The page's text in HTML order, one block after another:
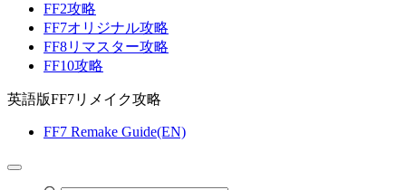
FF2攻略
FF7オリジナル攻略
FF8リマスター攻略
FF10攻略
英語版FF7リメイク攻略
FF7 Remake Guide(EN)